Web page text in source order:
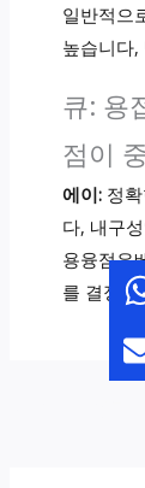
일반적으
높습니다,
큐: 용
점이
에이: 정
다, 내구
용융점은
를 결정합